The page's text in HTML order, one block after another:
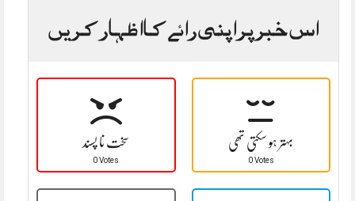
اس خبر پر اپنی رائے کا اظہار کریں
سخت نا پسند
0 Votes
بہتر ہو سکتی تھی
0 Votes